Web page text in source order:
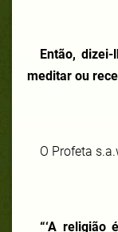
Então,
meditar ou
O Profeta
“‘A religião